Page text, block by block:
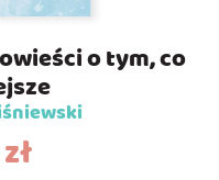
o tym, co
zł